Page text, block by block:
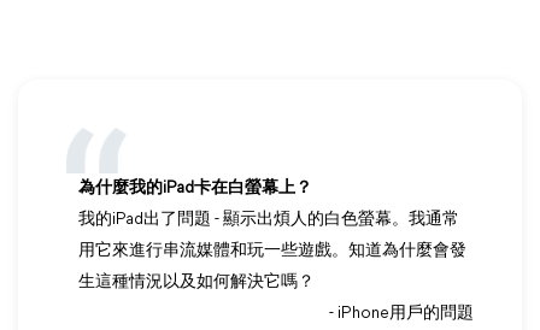
為什麼我的iPad卡在白螢幕上？
我的iPad出了問題 - 顯示出煩人的白色螢幕。我通常
用它來進行串流媒體和玩一些遊戲。知道為什麼會發
生這種情況以及如何解決它嗎？
- iPhone用戶的問題